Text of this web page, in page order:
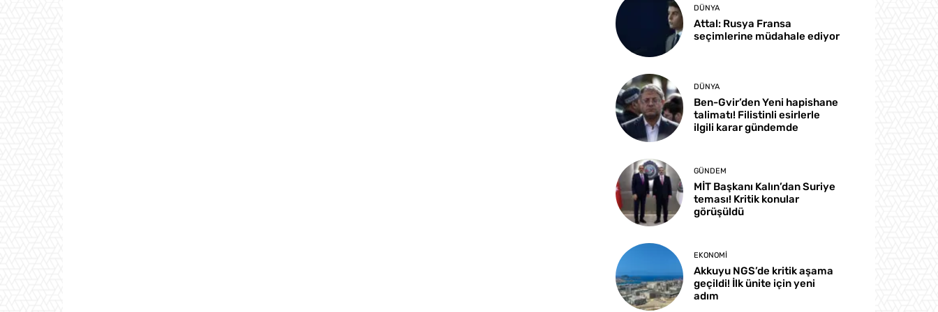
DÜNYA
Attal: Rusya Fransa
seçimlerine müdahale ediyor
DÜNYA
Ben-Gvir’den Yeni hapishane
talimatı! Filistinli esirlerle
ilgili karar gündemde
GÜNDEM
MİT Başkanı Kalın’dan Suriye
teması! Kritik konular
görüşüldü
EKONOMI
Akkuyu NGS’de kritik aşama
geçildi! İlk ünite için yeni
adım